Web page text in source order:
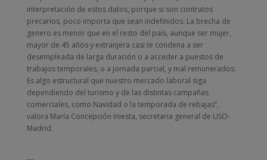
interpretación de estos datos, porque si son contratos
precarios, poco importa que sean indefinidos. La brecha de
genero es menor que en el resto del país, aunque ser mujer,
mayor de 45 años y extranjera casi te condena a ser
desempleada de larga duración o a acceder a puestos de
trabajos temporales, o a jornada parcial, y mal remunerados.
Es algo estructural que nuestro mercado laboral siga
dependiendo del turismo y de las distintas campañas
comerciales, como Navidad o la temporada de rebajas”,
valora María Concepción Iniesta, secretaria general de USO-
Madrid.